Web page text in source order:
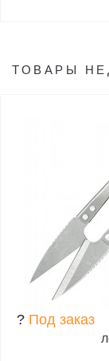
ТОВАРЫ
? Под заказ